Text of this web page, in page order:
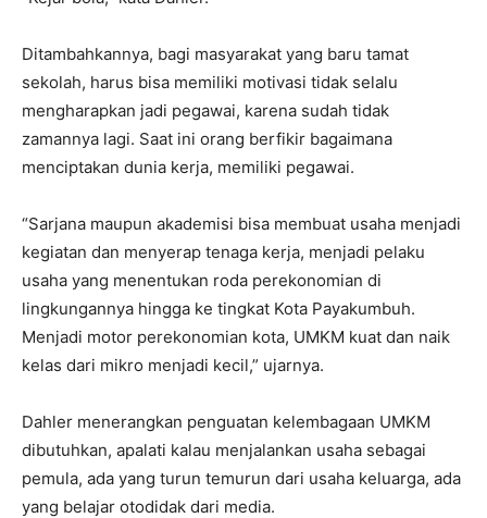
Ditambahkannya, bagi masyarakat yang baru tamat
sekolah, harus bisa memiliki motivasi tidak selalu
mengharapkan jadi pegawai, karena sudah tidak
zamannya lagi. Saat ini orang berfikir bagaimana
menciptakan dunia kerja, memiliki pegawai.
“Sarjana maupun akademisi bisa membuat usaha menjadi
kegiatan dan menyerap tenaga kerja, menjadi pelaku
usaha yang menentukan roda perekonomian di
lingkungannya hingga ke tingkat Kota Payakumbuh.
Menjadi motor perekonomian kota, UMKM kuat dan naik
kelas dari mikro menjadi kecil,” ujarnya.
Dahler menerangkan penguatan kelembagaan UMKM
dibutuhkan, apalati kalau menjalankan usaha sebagai
pemula, ada yang turun temurun dari usaha keluarga, ada
yang belajar otodidak dari media.